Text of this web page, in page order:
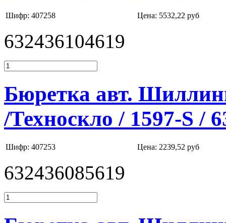
Шифр: 407258 Цена: 5532,22 руб
632436104619
Бюретка авт.
/Техноскло / 1597-S /
Шифр: 407253 Цена: 2239,52 руб
632436085619